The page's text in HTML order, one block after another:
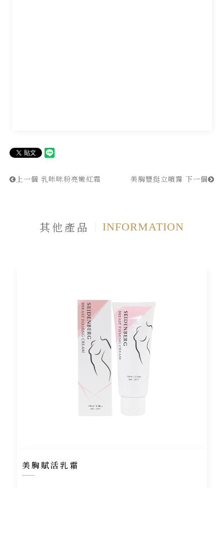
上一個 乳咪咪粉亮嫩紅霜 美胸豐挺立噴霧下一個
其他產品 INFORMATION
美胸賦活乳霜